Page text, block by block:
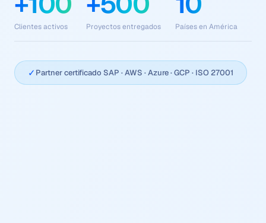
Clientes activos Proyectos entregados Países en América
✓ Partner certificado SAP · AWS · Azure · GCP · ISO 27001